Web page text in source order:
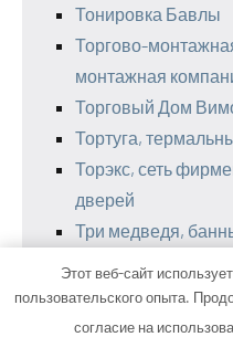
Тонировка Бавлы
Торгово-
монтажная
Торговый Дом
Тортуга,
Торэкс, сеть
дверей
Три медведя,
УАЗ Авто
Улыбка Радуги
Этот веб-сайт
пользовательского опыта.
согласие на